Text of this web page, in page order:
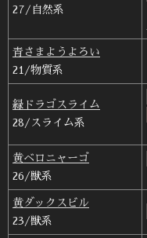
27/自然系
青さまようよろい
21/物質系
緑ドラゴスライム
28/スライム系
黄ベロニャーゴ
26/獣系
黄ダックスビル
23/獣系